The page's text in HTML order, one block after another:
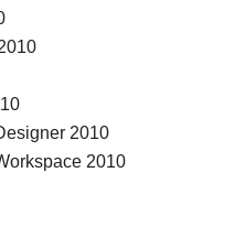
2010
2010